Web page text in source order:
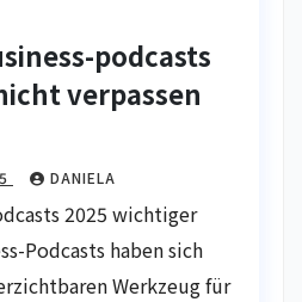
podcasts
verpassen
DANIELA
2025 wichtiger
Podcasts haben sich
Werkzeug für